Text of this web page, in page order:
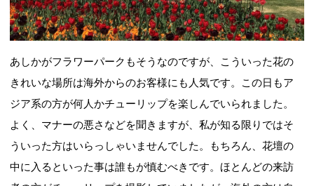
あしかがフラワーパークもそうなのですが、こういった花の
きれいな場所は海外からのお客様にも人気です。この日もア
ジア系の方が何人かチューリップを楽しんでいられました。
よく、マナーの悪さなどを聞きますが、私が知る限りではそ
ういった方はいらっしゃいませんでした。もちろん、花壇の
中に入るといった事は誰もが慎むべきです。ほとんどの来訪